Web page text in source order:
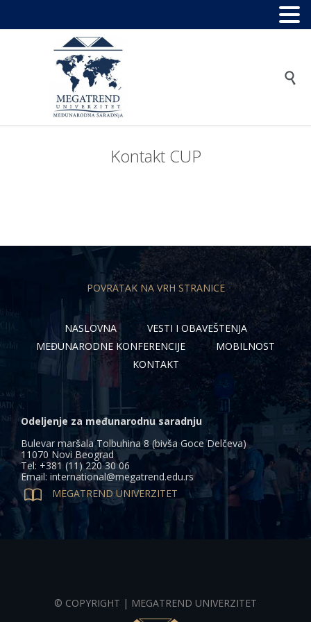

Kontakt CUP
POVRATAK NA VRH STRANICE
NASLOVNA
VESTI I OBAVEŠTENJA
MEĐUNARODNE KONFERENCIJE
MOBILNOST
KONTAKT
Odeljenje za međunarodnu saradnju
Bulevar maršala Tolbuhina 8 (bivša Goce Delčeva)
11070 Novi Beograd
Tel: +381 (11) 220 30 06
Email: international@megatrend.edu.rs
 MEGATREND UNIVERZITET
© COPYRIGHT | MEGATREND UNIVERZITET